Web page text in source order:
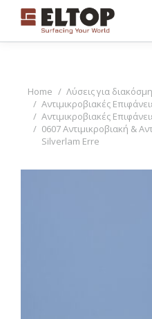
You are here:
Home
Λύσεις για
Αντιμικροβιακές
Αντιμικροβιακές
0607 Αντιμικροβιακή &
Silverlam Erre